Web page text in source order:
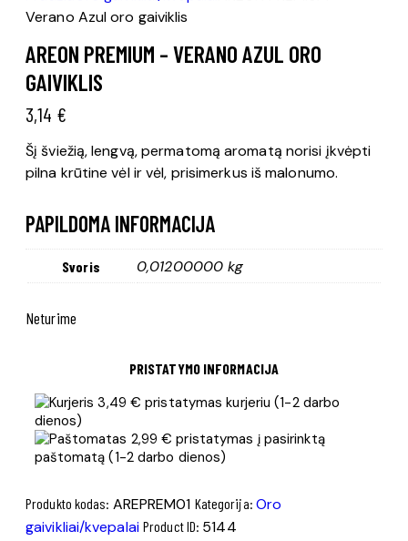
Verano Azul oro gaiviklis
AREON PREMIUM – VERANO AZUL ORO
GAIVIKLIS
3,14 €
Šį šviežią, lengvą, permatomą aromatą norisi įkvėpti
pilna krūtine vėl ir vėl, prisimerkus iš malonumo.
PAPILDOMA INFORMACIJA
Svoris 0,01200000 kg
Neturime
PRISTATYMO INFORMACIJA
3,49 € pristatymas kurjeriu (1-2 darbo
dienos)
2,99 € pristatymas į pasirinktą
paštomatą (1-2 darbo dienos)
Produkto kodas: AREPREM01 Kategorija: Oro
gaivikliai/kvepalai Product ID: 5144